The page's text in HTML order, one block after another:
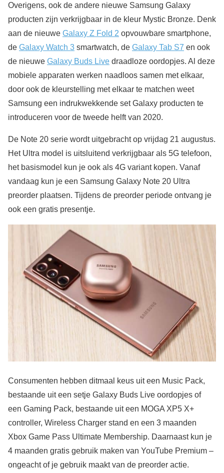
Overigens, ook de andere nieuwe Samsung Galaxy
producten zijn verkrijgbaar in de kleur Mystic Bronze. Denk
aan de nieuwe Galaxy Z Fold 2 opvouwbare smartphone,
de Galaxy Watch 3 smartwatch, de Galaxy Tab S7 en ook
de nieuwe Galaxy Buds Live draadloze oordopjes. Al deze
mobiele apparaten werken naadloos samen met elkaar,
door ook de kleurstelling met elkaar te matchen weet
Samsung een indrukwekkende set Galaxy producten te
introduceren voor de tweede helft van 2020.
De Note 20 serie wordt uitgebracht op vrijdag 21 augustus.
Het Ultra model is uitsluitend verkrijgbaar als 5G telefoon,
het basismodel kun je ook als 4G variant kopen. Vanaf
vandaag kun je een Samsung Galaxy Note 20 Ultra
preorder plaatsen. Tijdens de preorder periode ontvang je
ook een gratis presentje.
Consumenten hebben ditmaal keus uit een Music Pack,
bestaande uit een setje Galaxy Buds Live oordopjes of
een Gaming Pack, bestaande uit een MOGA XP5 X+
controller, Wireless Charger stand en een 3 maanden
Xbox Game Pass Ultimate Membership. Daarnaast kun je
4 maanden gratis gebruik maken van YouTube Premium –
ongeacht of je gebruik maakt van de preorder actie.